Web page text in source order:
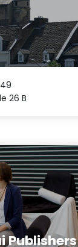
26 B
Publishers